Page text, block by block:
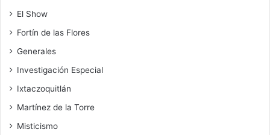
El Show
Fortín de las Flores
Generales
Investigación Especial
Ixtaczoquitlán
Martínez de la Torre
Misticismo